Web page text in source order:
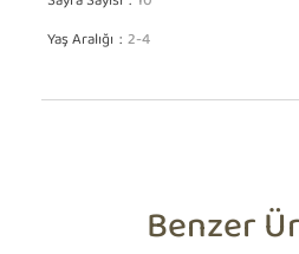
Yaş Aralığı 2-4
Benzer